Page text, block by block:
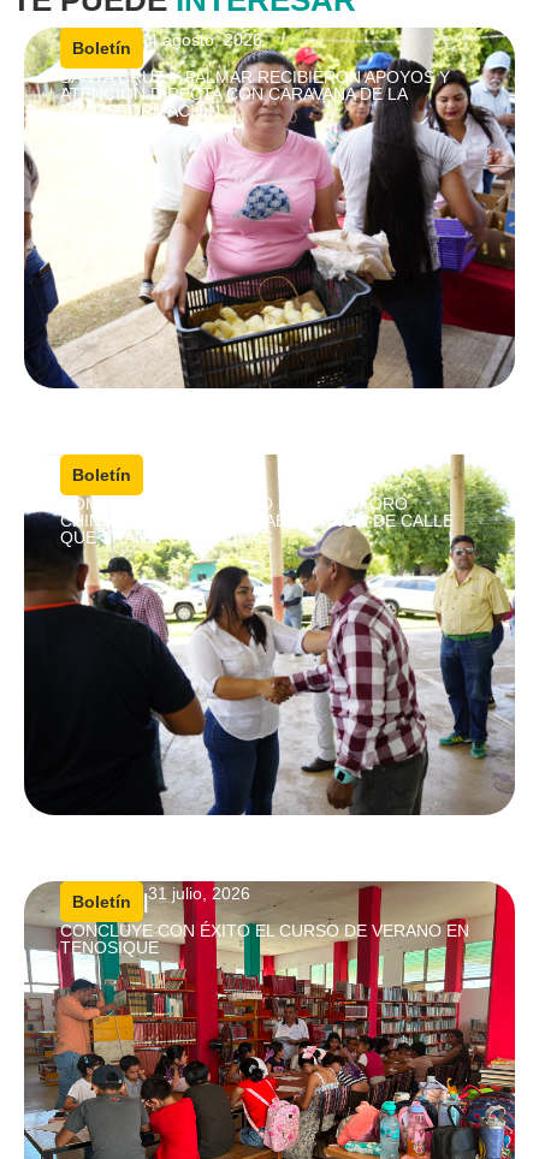
Boletín |4 agosto, 2026
SANTA CRUZ Y PALMAR RECIBIERON APOYOS Y
ATENCIÓN DIRECTA CON CARAVANA DE LA
TRANSFORMACIÓN
Boletín
COMPROMISO CUMPLIDO EN CRISÓFORO
CHIÑAS; ENTREGAN REHABILITACIÓN DE CALLE
QUE TRANSFORMA VIDAS
Boletín |31 julio, 2026
CONCLUYE CON ÉXITO EL CURSO DE VERANO EN
TENOSIQUE